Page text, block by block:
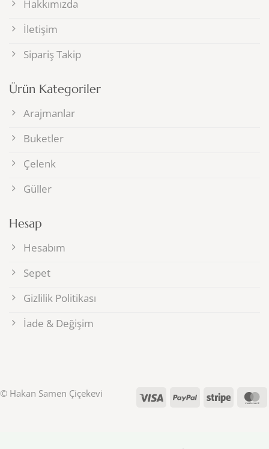
Hakkımızda
İletişim
Sipariş Takip
Ürün Kategoriler
Arajmanlar
Buketler
Çelenk
Güller
Hesap
Hesabım
Sepet
Gizlilik Politikası
İade & Değişim
© Hakan Samen Çiçekevi Visa PayPal Stripe